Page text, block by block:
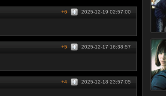
2025-12-19 02:57:00
+6
2025-12-17 16:38:57
+5
2025-12-18 23:57:05
+4